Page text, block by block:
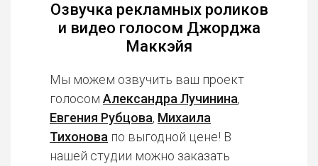
Озвучка рекламных роликов
и видео голосом Джорджа
Маккэйя
Мы можем озвучить ваш проект
голосом Александра Лучинина,
Евгения Рубцова, Михаила
Тихонова по выгодной цене! В
нашей студии можно заказать